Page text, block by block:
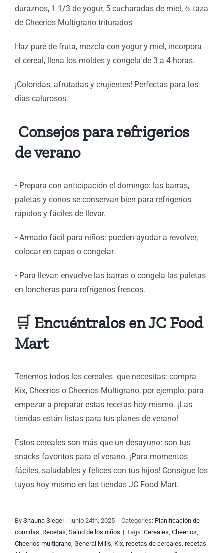
duraznos, 1 1/3 de yogur, 5 cucharadas de miel, ⅔ taza
de Cheerios Multigrano triturados
Haz puré de fruta, mezcla con yogur y miel, incorpora
el cereal, llena los moldes y congela de 3 a 4 horas.
¡Coloridas, afrutadas y crujientes! Perfectas para los
días calurosos.
Consejos para refrigerios
de verano
⁠• Prepara con anticipación el domingo: las barras,
paletas y conos se conservan bien para refrigerios
rápidos y fáciles de llevar.
⁠• Armado fácil para niños: pueden ayudar a revolver,
colocar en capas o congelar.
⁠• Para llevar: envuelve las barras o congela las paletas
en loncheras para refrigerios frescos.
🛒 Encuéntralos en JC Food
Mart
Tenemos todos los cereales que necesitas: compra
Kix, Cheerios o Cheerios Multigrano, por ejemplo, para
empezar a preparar estas recetas hoy mismo. ¡Las
tiendas están listas para tus planes de verano!
Estos cereales son más que un desayuno: son tus
snacks favoritos para el verano. ¡Para momentos
fáciles, saludables y felices con tus hijos! Consigue los
tuyos hoy mismo en las tiendas JC Food Mart.
By Shauna Siegel | junio 24th, 2025 | Categories: Planificación de
comidas, Recetas, Salud de los niños | Tags: Cereales, Cheerios,
Cheerios multigrano, General Mills, Kix, recetas de cereales, recetas